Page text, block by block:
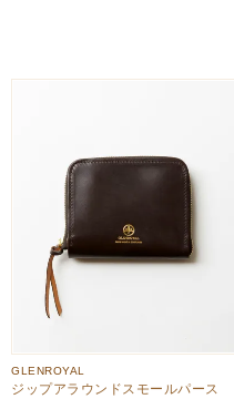
GLENROYAL
ジップアラウンドスモールパース